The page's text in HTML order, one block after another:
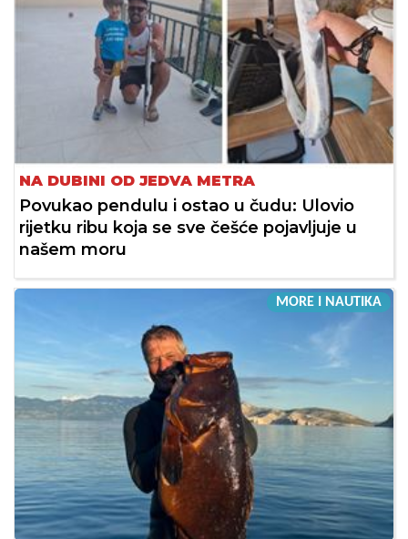
NA DUBINI OD JEDVA METRA
Povukao pendulu i ostao u čudu: Ulovio
rijetku ribu koja se sve češće pojavljuje u
našem moru
MORE I NAUTIKA